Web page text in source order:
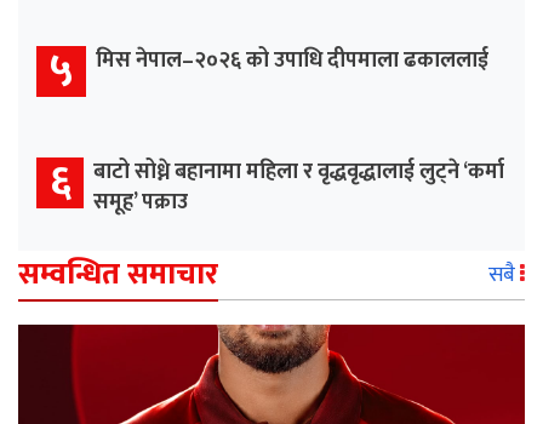
५ मिस नेपाल–२०२६ को उपाधि दीपमाला ढकाललाई
६ बाटो सोध्ने बहानामा महिला र वृद्धवृद्धालाई लुट्ने ‘कर्मा
समूह’ पक्राउ
सम्वन्धित समाचार सबै